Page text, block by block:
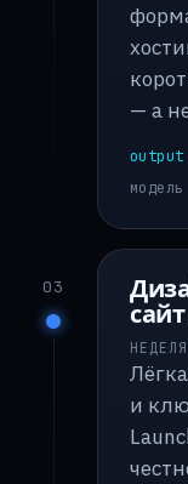
— а
output
03
и